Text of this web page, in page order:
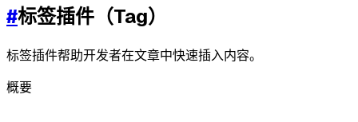
#标签插件（Tag）
标签插件帮助开发者在文章中快速插入内容。
概要